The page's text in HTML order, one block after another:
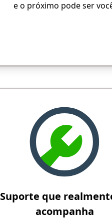
e o próximo pode ser
Suporte que
acompanha